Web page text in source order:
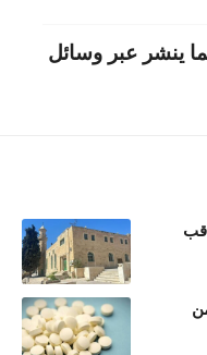
ينشر عبر وسائل